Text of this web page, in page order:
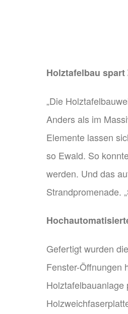
Holztafelbau
„Die
Anders als im
Elemente lassen
so Ewald. So
werden. Und das
Strandpromenade.
Gefertigt wurden
Fenster-Öffnungen